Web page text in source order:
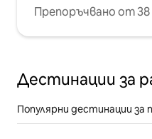
Препоръчвано от
Дестинации за
Популярни дестинации